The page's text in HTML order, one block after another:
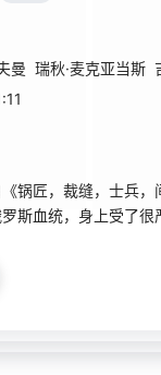
曼 瑞秋·麦克亚当斯
匠，裁缝，士兵，间
斯血统，身上受了